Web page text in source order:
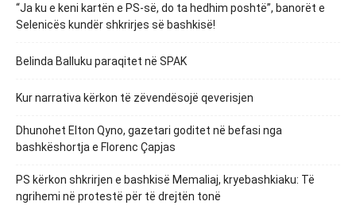
“Ja ku e keni kartën e PS-së, do ta hedhim poshtë”, banorët e
Selenicës kundër shkrirjes së bashkisë!
Belinda Balluku paraqitet në SPAK
Kur narrativa kërkon të zëvendësojë qeverisjen
Dhunohet Elton Qyno, gazetari goditet në befasi nga
bashkëshortja e Florenc Çapjas
PS kërkon shkrirjen e bashkisë Memaliaj, kryebashkiaku: Të
ngrihemi në protestë për të drejtën tonë